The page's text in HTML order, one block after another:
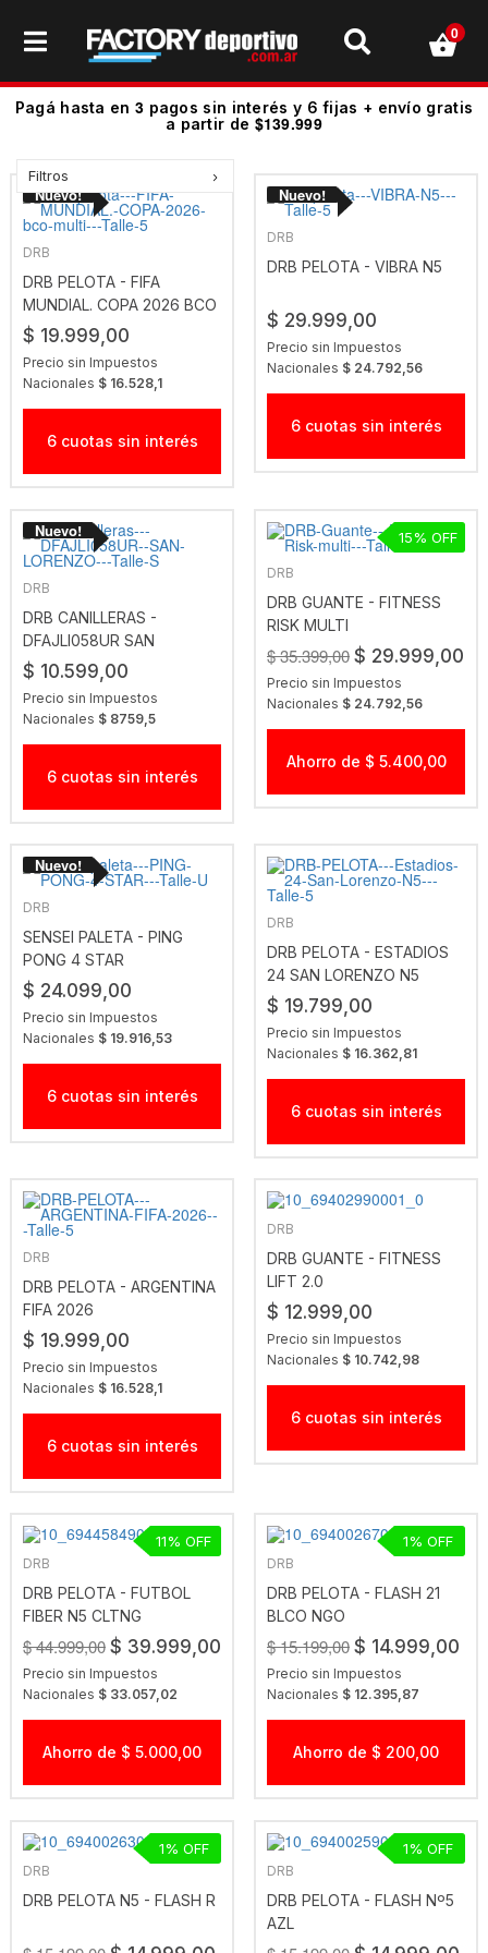
Pagá hasta en 3 pagos sin interés y 6 fijas + envío gratis
a partir de $139.999
0
Filtros
DRB
DRB PELOTA - FIFA
MUNDIAL. COPA 2026 BCO
MULTI
$ 19.999,00
Precio sin Impuestos
Nacionales $ 16.528,1
6 cuotas sin interés
DRB
DRB PELOTA - VIBRA N5
$ 29.999,00
Precio sin Impuestos
Nacionales $ 24.792,56
6 cuotas sin interés
DRB
DRB CANILLERAS -
DFAJLI058UR SAN
LORENZO
$ 10.599,00
Precio sin Impuestos
Nacionales $ 8759,5
6 cuotas sin interés
DRB
DRB GUANTE - FITNESS
RISK MULTI
$ 35.399,00 $ 29.999,00
Precio sin Impuestos
Nacionales $ 24.792,56
15
Ahorro de $ 5.400,00
DRB
SENSEI PALETA - PING
PONG 4 STAR
$ 24.099,00
Precio sin Impuestos
Nacionales $ 19.916,53
6 cuotas sin interés
DRB
DRB PELOTA - ESTADIOS
24 SAN LORENZO N5
$ 19.799,00
Precio sin Impuestos
Nacionales $ 16.362,81
6 cuotas sin interés
DRB
DRB PELOTA - ARGENTINA
FIFA 2026
$ 19.999,00
Precio sin Impuestos
Nacionales $ 16.528,1
6 cuotas sin interés
DRB
DRB GUANTE - FITNESS
LIFT 2.0
$ 12.999,00
Precio sin Impuestos
Nacionales $ 10.742,98
6 cuotas sin interés
DRB
DRB PELOTA - FUTBOL
FIBER N5 CLTNG
$ 44.999,00 $ 39.999,00
Precio sin Impuestos
Nacionales $ 33.057,02
11
Ahorro de $ 5.000,00
DRB
DRB PELOTA - FLASH 21
BLCO NGO
$ 15.199,00 $ 14.999,00
Precio sin Impuestos
Nacionales $ 12.395,87
1
Ahorro de $ 200,00
DRB
DRB PELOTA N5 - FLASH R
1
DRB
DRB PELOTA - FLASH Nº5
AZL
1